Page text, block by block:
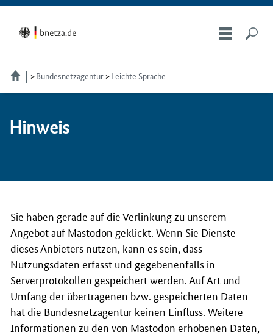
Bundesnetzagentur Leichte Sprache
Hin­weis
Sie haben gerade auf die Verlinkung zu unserem
Angebot auf Mastodon geklickt. Wenn Sie Dienste
dieses Anbieters nutzen, kann es sein, dass
Nutzungsdaten erfasst und gegebenenfalls in
Serverprotokollen gespeichert werden. Auf Art und
Umfang der übertragenen bzw. gespeicherten Daten
hat die Bundesnetzagentur keinen Einfluss. Weitere
Informationen zu den von Mastodon erhobenen Daten,